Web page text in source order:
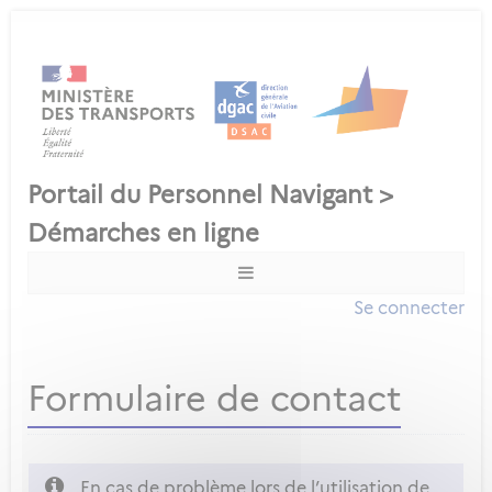
Se connecter
Formulaire de contact